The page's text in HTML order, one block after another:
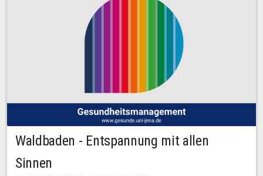
Waldbaden - Entspannung mit allen
Sinnen